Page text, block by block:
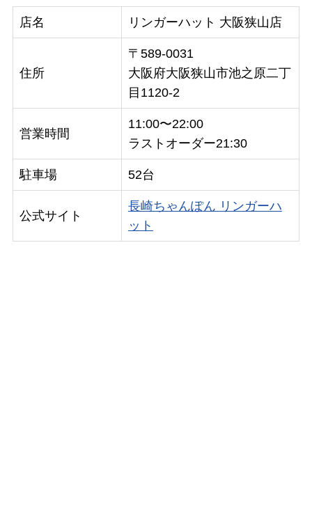
店名 リンガーハット 大阪狭山店
住所
〒589-0031
大阪府大阪狭山市池之原二丁
目1120-2
営業時間
11:00〜22:00
ラストオーダー21:30
駐車場 52台
公式サイト
長崎ちゃんぽん リンガーハ
ット